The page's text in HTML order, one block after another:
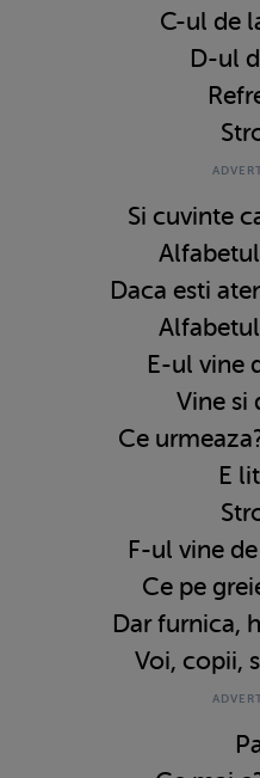
C-ul de
D-ul
Si cuvinte
Daca esti
E-ul vine
Vine si
Ce
E
F-ul vine
Ce pe
Dar furnica,
Voi, copii,